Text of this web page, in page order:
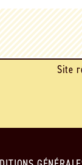
Site